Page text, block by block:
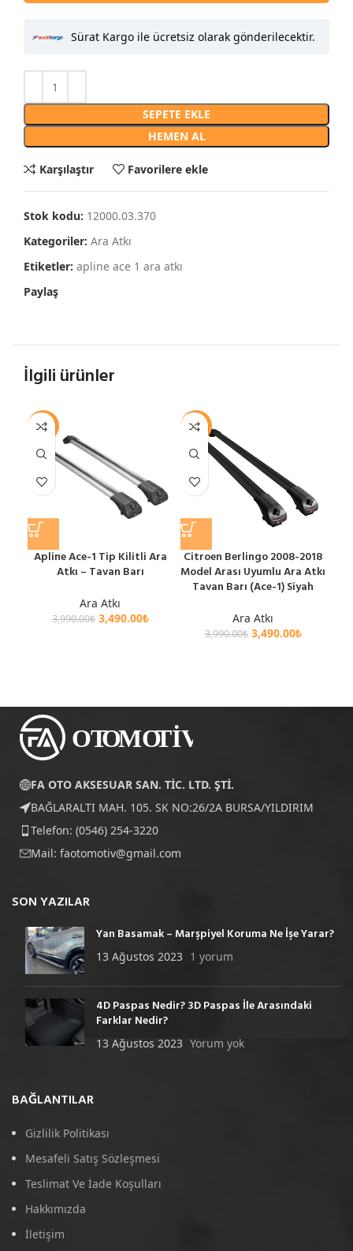
Sürat Kargo ile ücretsiz olarak gönderilecektir.
SEPETE EKLE
HEMEN AL
Karşılaştır Favorilere ekle
Stok kodu: 12000.03.370
Kategoriler: Ara Atkı
Etiketler: apline ace 1 ara atkı
Paylaş
İlgili ürünler
-13%
Apline Ace-1 Tip Kilitli Ara
Atkı – Tavan Barı
Ara Atkı
3,990.00₺ 3,490.00₺
-13%
Citroen Berlingo 2008-2018
Model Arası Uyumlu Ara Atkı
Tavan Barı (Ace-1) Siyah
Ara Atkı
3,990.00₺ 3,490.00₺
FA OTO AKSESUAR SAN. TİC. LTD. ŞTİ.
BAĞLARALTI MAH. 105. SK NO:26/2A BURSA/YILDIRIM
Telefon: (0546) 254-3220
Mail: faotomotiv@gmail.com
SON YAZILAR
Yan Basamak – Marşpiyel Koruma Ne İşe Yarar?
13 Ağustos 2023 1 yorum
4D Paspas Nedir? 3D Paspas İle Arasındaki
Farklar Nedir?
13 Ağustos 2023 Yorum yok
BAĞLANTILAR
Gizlilik Politikası
Mesafeli Satış Sözleşmesi
Teslimat Ve İade Koşulları
Hakkımızda
İletişim